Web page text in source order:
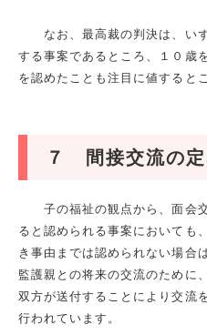
なお、最高裁の判決は、いず
する事案であるところ、１０歳
を認めたことも注目に値すると
７ 間接交流の定
子の福祉の観点から、面会交
ると認められる事案においても
き事由までは認められない場合
監護親との将来の交流のために
双方が送付することにより交流
行われています。